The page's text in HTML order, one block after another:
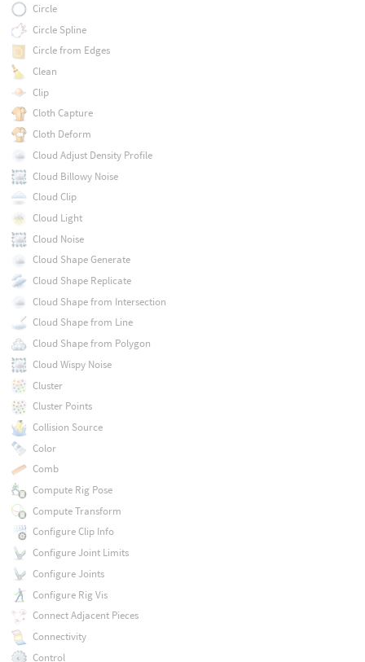
Circle
Circle Spline
Circle from Edges
Clean
Clip
Cloth Capture
Cloth Deform
Cloud Adjust Density Profile
Cloud Billowy Noise
Cloud Clip
Cloud Light
Cloud Noise
Cloud Shape Generate
Cloud Shape Replicate
Cloud Shape from Intersection
Cloud Shape from Line
Cloud Shape from Polygon
Cloud Wispy Noise
Cluster
Cluster Points
Collision Source
Color
Comb
Compute Rig Pose
Compute Transform
Configure Clip Info
Configure Joint Limits
Configure Joints
Configure Rig Vis
Connect Adjacent Pieces
Connectivity
Control